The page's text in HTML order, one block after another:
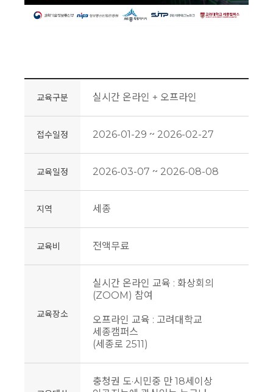
교육구분 실시간 온라인 + 오프라인
접수일정 2026-01-29 ~ 2026-02-27
교육일정 2026-03-07 ~ 2026-08-08
지역 세종
교육비 전액무료
교육장소
실시간 온라인 교육 : 화상회의
(ZOOM) 참여
오프라인 교육 : 고려대학교
세종캠퍼스
(세종로 2511)
충청권 도·시민중 만 18세이상